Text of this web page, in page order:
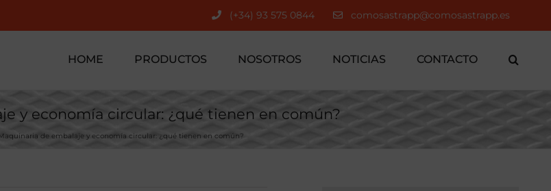
(+34) 93 575 0844 comosastrapp@comosastrapp.es
HOME PRODUCTOS NOSOTROS NOTICIAS CONTACTO
y economía circular: ¿qué tienen en común?
de embalaje y economía circular: ¿qué tienen en común?